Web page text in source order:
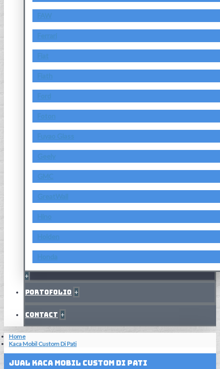
FAW
Ferrari
Fiat
Fiath
Ford
Foton
Fuyao Glass
Geely
GMC
GreatWall
Hino
Holden
Honda
+
Portofolio +
Contact +
Home
Kaca Mobil Custom Di Pati
Jual Kaca Mobil Custom Di Pati